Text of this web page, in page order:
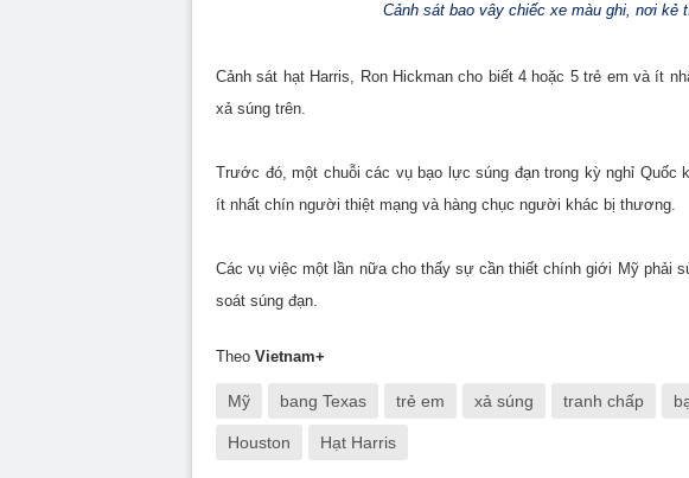
Cảnh sát bao vây chiếc xe màu ghi, nơi kẻ
Cảnh sát hạt Harris, Ron Hickman cho biết 4 hoặc 5 trẻ em và ít
xả súng trên.
Trước đó, một chuỗi các vụ bạo lực súng đạn trong kỳ nghỉ Quốc
ít nhất chín người thiệt mạng và hàng chục người khác bị thương.
Các vụ việc một lần nữa cho thấy sự cần thiết chính giới Mỹ phải
soát súng đạn.
Theo Vietnam+
Mỹ bang Texas trẻ em xả súng tranh chấp
Houston Hạt Harris